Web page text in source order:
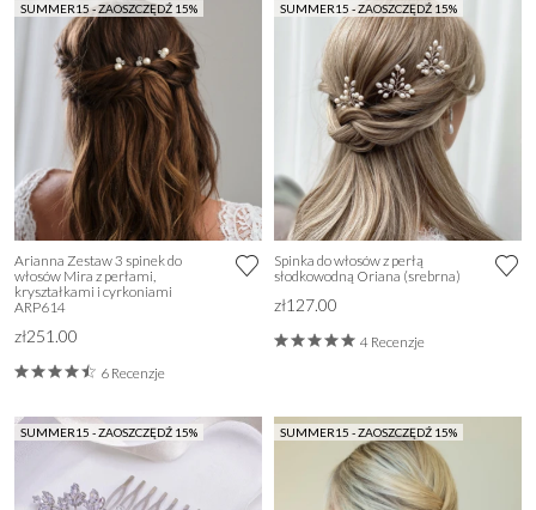
SUMMER15 - ZAOSZCZĘDŹ 15%
Arianna Zestaw 3 spinek do
włosów Mira z perłami,
kryształkami i cyrkoniami
ARP614
zł251.00
6 Recenzje
SUMMER15 - ZAOSZCZĘDŹ 15%
Spinka do włosów z perłą
słodkowodną Oriana (srebrna)
zł127.00
4 Recenzje
SUMMER15 - ZAOSZCZĘDŹ 15% SUMMER15 - ZAOSZCZĘDŹ 15%